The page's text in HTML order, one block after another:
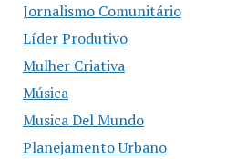
Jornalismo Comunitário
Líder Produtivo
Mulher Criativa
Música
Musica Del Mundo
Planejamento Urbano